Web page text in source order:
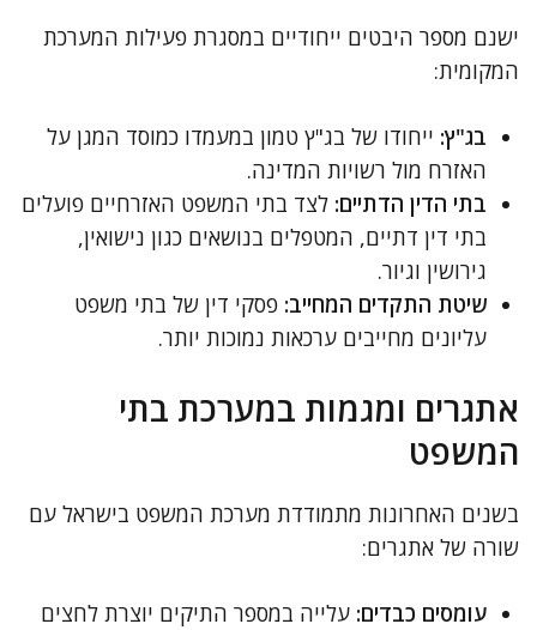
ישנם מספר היבטים ייחודיים במסגרת פעילות המערכת
המקומית:
בג"ץ: ייחודו של בג"ץ טמון במעמדו כמוסד המגן על
האזרח מול רשויות המדינה.
בתי הדין הדתיים: לצד בתי המשפט האזרחיים פועלים
בתי דין דתיים, המטפלים בנושאים כגון נישואין,
גירושין וגיור.
שיטת התקדים המחייב: פסקי דין של בתי משפט
עליונים מחייבים ערכאות נמוכות יותר.
אתגרים ומגמות במערכת בתי
המשפט
בשנים האחרונות מתמודדת מערכת המשפט בישראל עם
שורה של אתגרים:
עומסים כבדים: עלייה במספר התיקים יוצרת לחצים